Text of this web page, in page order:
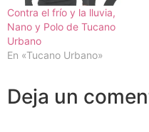
Contra el frío y la lluvia,
Nano y Polo de Tucano
Urbano
En «Tucano Urbano»
Deja un